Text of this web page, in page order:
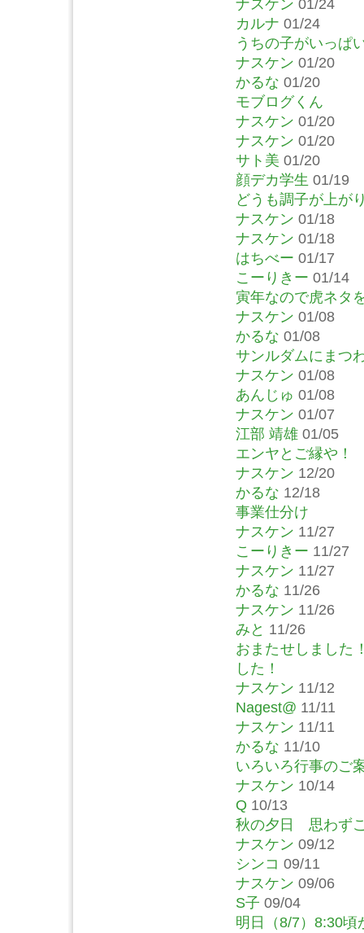
ナスケン 01/24
カルナ 01/24
うちの子がいっぱ
ナスケン 01/20
かるな 01/20
モブログくん
ナスケン 01/20
ナスケン 01/20
サト美 01/20
顔デカ学生 01/19
どうも調子が上が
ナスケン 01/18
ナスケン 01/18
はちべー 01/17
こーりきー 01/14
寅年なので虎ネタ
ナスケン 01/08
かるな 01/08
サンルダムにまつ
ナスケン 01/08
あんじゅ 01/08
ナスケン 01/07
江部 靖雄 01/05
エンヤとご縁や！
ナスケン 12/20
かるな 12/18
事業仕分け
ナスケン 11/27
こーりきー 11/27
ナスケン 11/27
かるな 11/26
ナスケン 11/26
みと 11/26
おまたせしました
した！
ナスケン 11/12
Nagest@ 11/11
ナスケン 11/11
かるな 11/10
いろいろ行事のご
ナスケン 10/14
Q 10/13
秋の夕日 思わず
ナスケン 09/12
シンコ 09/11
ナスケン 09/06
S子 09/04
明日（8/7）8:30頃